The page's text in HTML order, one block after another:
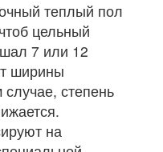
теплый пол
цельный
7 или 12
ширины
степень
на